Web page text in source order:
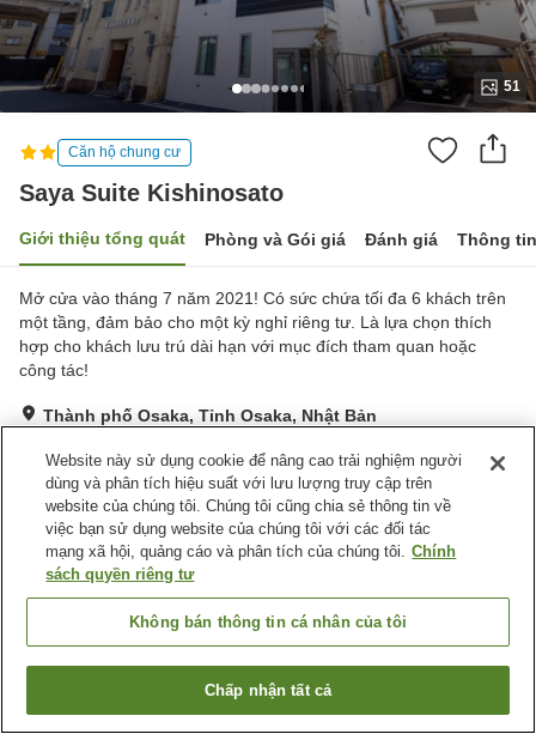
51
Căn hộ chung cư
Saya Suite Kishinosato
Giới thiệu tổng quát Phòng và Gói giá Đánh giá Thông
Mở cửa vào tháng 7 năm 2021! Có sức chứa tối đa 6 khách trên
một tầng, đảm bảo cho một kỳ nghỉ riêng tư. Là lựa chọn thích
hợp cho khách lưu trú dài hạn với mục đích tham quan hoặc
công tác!
Thành phố Osaka, Tỉnh Osaka, Nhật Bản
Xuất sắc Đánh giá:12lượt
Trang chủ Nhật Bản
Saya Suite Kishinosato
Tìm phòng trống
Website này sử dụng cookie để nâng cao trải nghiệm người
dùng và phân tích hiệu suất với lưu lượng truy cập trên
website của chúng tôi. Chúng tôi cũng chia sẻ thông tin về
việc bạn sử dụng website của chúng tôi với các đối tác
mạng xã hội, quảng cáo và phân tích của chúng tôi. Chính
sách quyền riêng tư
Không bán thông tin cá nhân của tôi
Chấp nhận tất cả